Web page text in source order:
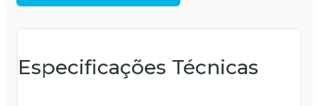
Especificações Técnicas